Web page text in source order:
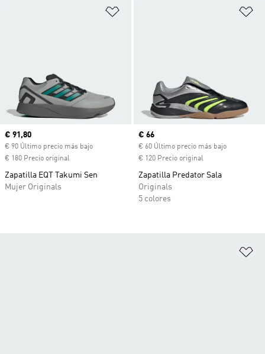
Precio actual
€ 91,80
€ 90 Último precio más bajo
€ 180 Precio original
Zapatilla EQT Takumi Sen
Mujer Originals
Precio actual
€ 66
€ 60 Último precio más bajo
€ 120 Precio original
Zapatilla Predator Sala
Originals
5 colores